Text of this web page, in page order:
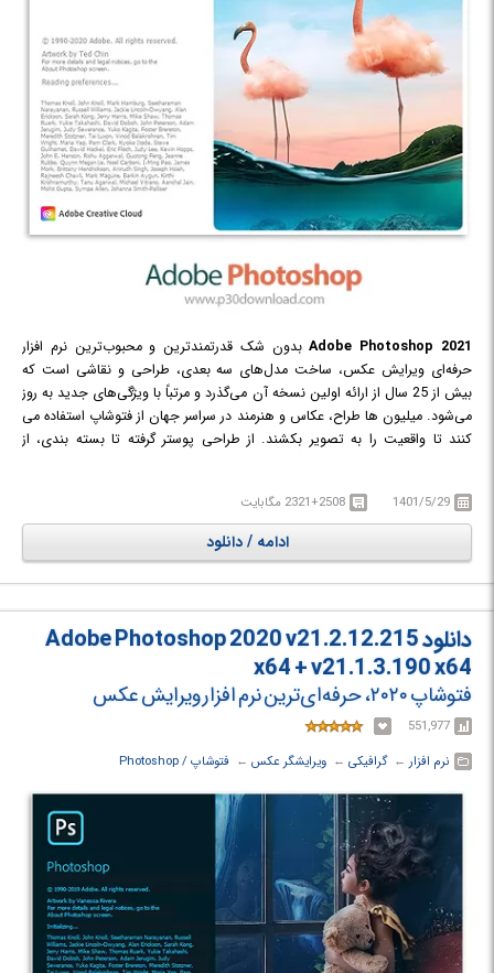
Adobe Photoshop 2021
بدون شک قدرتمندترین و محبوب‌ترین نرم افزار
حرفه‌ای ویرایش عکس، ساخت مدل‌های سه بعدی، طراحی و نقاشی است که
بیش از 25 سال از ارائه اولین نسخه آن می‌گذرد و مرتباً با ویژگی‌های جدید به روز
می‌شود. میلیون ها طراح، عکاس و هنرمند در سراسر جهان از فتوشاپ استفاده می
کنند تا واقعیت را به تصویر بکشند. از طراحی پوستر گرفته تا بسته بندی، از
حرکت نگه می دارد. با استفاده از ابزارهای بصری و تنظیمات و ابزارها، حتی
مبتدی ها می توانند گرافیک های شگفت انگیزی را ایجاد کنند.
در این نرم افزار امکاناتی چون بهبود نقاشی سه بعدی، ابزارهای کامل‌تری برای
ویرایش تصویر، ابزارهای انتخاب تصویر بهتر، بزرگنمایی عکس با کمترین افت
جدید دیگر قرار داده شده است.
1401/5/29 2321+2508 مگابایت
ادامه / دانلود
دانلود Adobe Photoshop 2020 v21.2.12.215
x64 + v21.1.3.190 x64
فتوشاپ ۲۰۲۰، حرفه‌ای‌ترین نرم افزار ویرایش عکس
551,977
نرم افزار ← ‏گرافیکی ← ‏ ویرایشگر عکس ← ‏ فتوشاپ / Photoshop